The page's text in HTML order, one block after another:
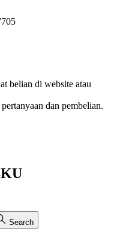
belian di website atau
dan pembelian.
Search